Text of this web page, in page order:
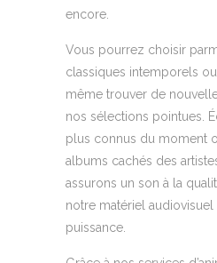
encore.
Vous pourrez choisir
classiques intemporels
même trouver de
nos sélections pointues.
plus connus du moment
albums cachés des
assurons un son à la
notre matériel
puissance.